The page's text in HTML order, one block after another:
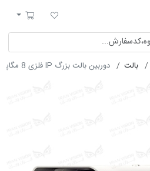
لیست مورد علاقه
سبد خرید
بالت دوربین بالت بزرگ IP فلزی 8 مگاپیکسل POE با لنز موتورایز 5-50 شب رنگی